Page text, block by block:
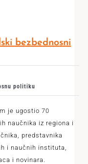
bezbednosni
politiku
je ugostio 70
naučnika iz regiona i
predstavnika
i naučnih instituta,
i novinara.